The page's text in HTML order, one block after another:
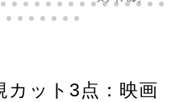
カット3点：映画